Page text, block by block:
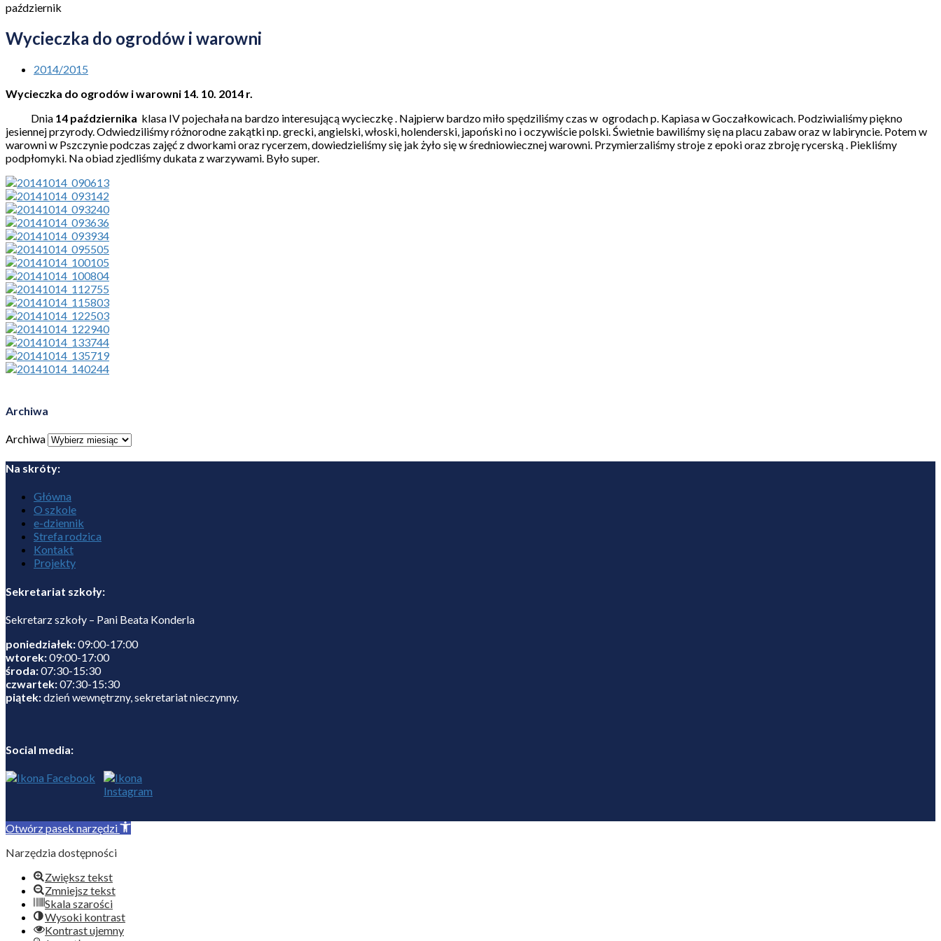
październik
Wycieczka do ogrodów i warowni
2014/2015
Wycieczka do ogrodów i warowni 14. 10. 2014 r.
Dnia 14 października klasa IV pojechała na bardzo interesującą wycieczkę . Najpierw bardzo miło spędziliśmy czas w ogrodach p. Kapiasa w Goczałkowicach. Podziwialiśmy piękno
jesiennej przyrody. Odwiedziliśmy różnorodne zakątki np. grecki, angielski, włoski, holenderski, japoński no i oczywiście polski. Świetnie bawiliśmy się na placu zabaw oraz w labiryncie. Potem w
warowni w Pszczynie podczas zajęć z dworkami oraz rycerzem, dowiedzieliśmy się jak żyło się w średniowiecznej warowni. Przymierzaliśmy stroje z epoki oraz zbroję rycerską . Piekliśmy
podpłomyki. Na obiad zjedliśmy dukata z warzywami. Było super.
Archiwa
Archiwa
Na skróty:
Główna
O szkole
e-dziennik
Strefa rodzica
Kontakt
Projekty
Sekretariat szkoły:
Sekretarz szkoły – Pani Beata Konderla
poniedziałek:09:00-17:00
wtorek:09:00-17:00
środa:07:30-15:30
czwartek:07:30-15:30
piątek:dzień wewnętrzny, sekretariat nieczynny.
Social media:
Otwórz pasek narzędzi
Narzędzia dostępności
Zwiększ tekst
Zmniejsz tekst
Skala szarości
Wysoki kontrast
Kontrast ujemny